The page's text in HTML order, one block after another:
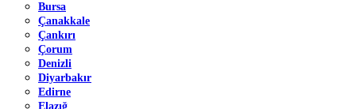
Bursa
Çanakkale
Çankırı
Çorum
Denizli
Diyarbakır
Edirne
Elazığ